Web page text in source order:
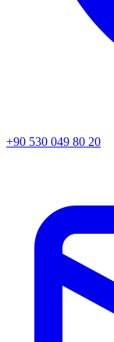
+90 530 049 80 20